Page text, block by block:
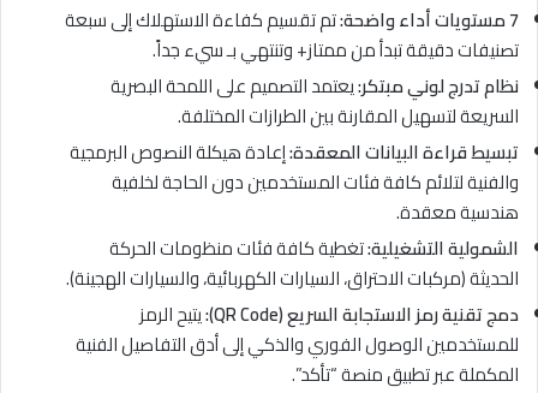
7 مستويات أداء واضحة:
تم تقسيم كفاءة الاستهلاك إلى سبعة
تصنيفات دقيقة تبدأ من ممتاز+ وتنتهي بـ سيء جداً.
نظام تدرج لوني مبتكر:يعتمد التصميم على اللمحة البصرية
السريعة لتسهيل المقارنة بين الطرازات المختلفة.
تبسيط قراءة البيانات المعقدة:إعادة هيكلة النصوص البرمجية
والفنية لتلائم كافة فئات المستخدمين دون الحاجة لخلفية
هندسية معقدة.
الشمولية التشغيلية:تغطية كافة فئات منظومات الحركة
الحديثة (مركبات الاحتراق، السيارات الكهربائية، والسيارات الهجينة).
دمج تقنية رمز الاستجابة السريع (QR Code):
يتيح الرمز
للمستخدمين الوصول الفوري والذكي إلى أدق التفاصيل الفنية
المكملة عبر تطبيق منصة “تأكد”.